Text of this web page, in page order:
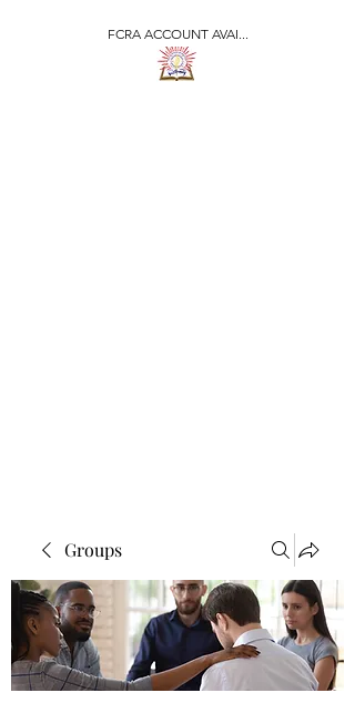
FCRA ACCOUNT AVAI...
Groups